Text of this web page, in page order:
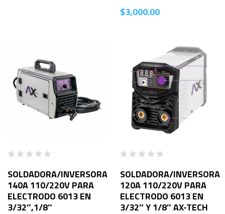
$3,000.00
SOLDADORA/INVERSORA
140A 110/220V PARA
ELECTRODO 6013 EN
3/32″,1/8″
SOLDADORA/INVERSORA
120A 110/220V PARA
ELECTRODO 6013 EN
3/32″ Y 1/8″ AX-TECH